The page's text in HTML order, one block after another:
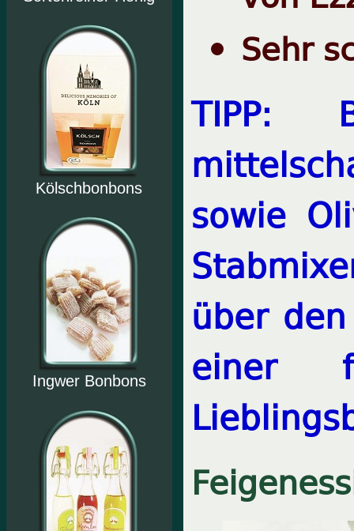
Kölschbonbons
Ingwer Bonbons
Sehr
TIPP:
sowie
über
einer